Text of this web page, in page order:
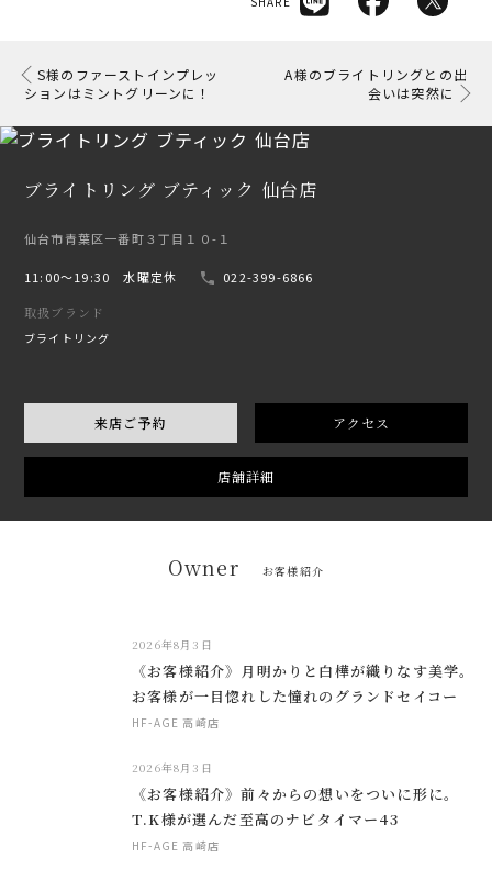
S様のファーストインプレッ
ションはミントグリーンに！
A様のブライトリングとの出
会いは突然に
ブライトリング ブティック 仙台店
仙台市青葉区一番町３丁目１０-１
11:00〜19:30 水曜定休
022-399-6866
取扱ブランド
ブライトリング
来店ご予約 アクセス
店舗詳細
Owner お客様紹介
2026年8月3日
《お客様紹介》月明かりと白樺が織りなす美学。
お客様が一目惚れした憧れのグランドセイコー
HF-AGE 高崎店
2026年8月3日
《お客様紹介》前々からの想いをついに形に。
T.K様が選んだ至高のナビタイマー43
HF-AGE 高崎店